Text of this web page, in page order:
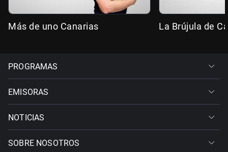
Más de uno Canarias La Brújula de
PROGRAMAS
EMISORAS
NOTICIAS
SOBRE NOSOTROS